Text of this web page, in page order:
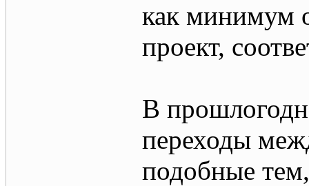
как минимум
проект,
В
переходы
подобные